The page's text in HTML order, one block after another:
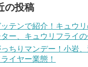
の投稿
ッテンで紹介！キュウ
ー、キュウリフライの
っちりマンデー！小岩
イヤー業態！